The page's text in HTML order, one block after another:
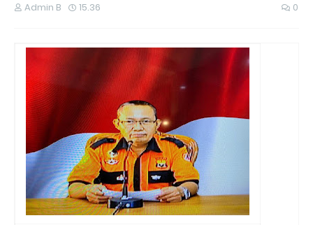
Admin B 15.36 0